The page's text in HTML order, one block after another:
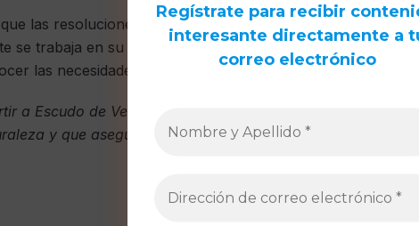
las resoluciones emitidas por MiAMBIENTE han
se trabaja en su adecuación como parte de un acuerdo
las necesidades de subsistencia de las comunidades
a Escudo de Veraguas en un polo de conservación y
y que aseguran bienestar para hoy y para el futuro
Regístrate para recibir
interesante directamente a
correo electrónico